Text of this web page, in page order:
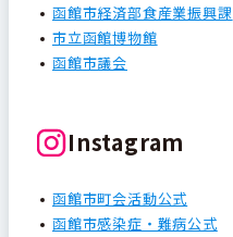
函館市経済部食産業振興課
市立函館博物館
函館市議会
Instagram
函館市町会活動公式
函館市感染症・難病公式